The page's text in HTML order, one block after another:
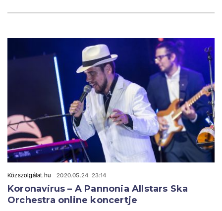
Közszolgálat.hu 2020.05.24. 23:14
Koronavírus – A Pannonia Allstars Ska
Orchestra online koncertje